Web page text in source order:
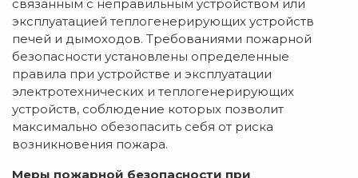
связанным с неправильным устройством или
эксплуатацией теплогенерирующих устройств
печей и дымоходов. Требованиями пожарной
безопасности установлены определенные
правила при устройстве и эксплуатации
электротехнических и теплогенерирующих
устройств, соблюдение которых позволит
максимально обезопасить себя от риска
возникновения пожара.
Меры пожарной безопасности при